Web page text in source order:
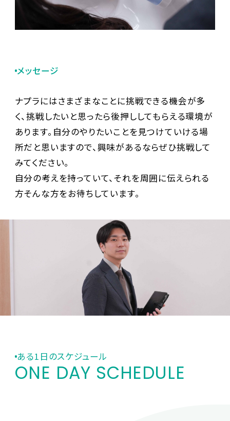
メッセージ
ナプラにはさまざまなことに挑戦できる機会が多
く、挑戦したいと思ったら後押ししてもらえる環境が
あります。自分のやりたいことを見つけていける場
所だと思いますので、興味があるならぜひ挑戦して
みてください。
自分の考えを持っていて、それを周囲に伝えられる
方――そんな方をお待ちしています。
ある1日のスケジュール
ONE DAY SCHEDULE